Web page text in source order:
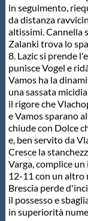
in seguimento,
da distanza
altissimi. Cannella
Zalanki trova lo
8. Lazic si prende
punisce Vogel e
Vamos ha la
una sassata
il rigore che
e Vamos sparano
chiude con Dolce
e, ben servito da
Cresce la
Varga, complice
12-11 con un altro
Brescia perde
il possesso e
in superiorità